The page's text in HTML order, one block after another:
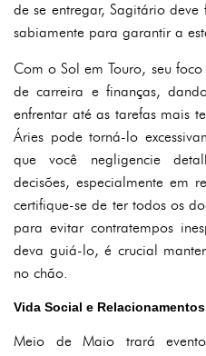
de se entregar, Sagitário
sabiamente para garantir a
Com o Sol em Touro, seu
de carreira e finanças,
enfrentar até as tarefas mais
Áries pode torná-lo
que você negligencie
decisões, especialmente em
certifique-se de ter todos os
para evitar contratempos
deva guiá-lo, é crucial
no chão.
Vida Social e Relacionamentos
Meio de Maio trará